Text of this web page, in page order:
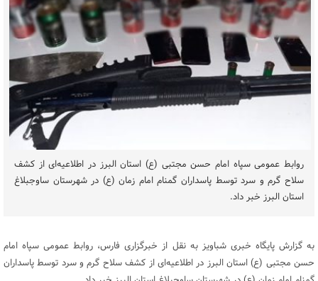
روابط عمومی سپاه امام حسن مجتبی (ع) استان البرز در اطلاعیه‌ای از کشف
سلاح گرم و سرد توسط پاسداران گمنام امام زمان (ع) در شهرستان ساوجبلاغ
استان البرز خبر داد.
به گزارش پایگاه خبری شباویز به نقل از خبرگزاری فارس، روابط عمومی سپاه امام
حسن مجتبی (ع) استان البرز در اطلاعیه‌ای از کشف سلاح گرم و سرد توسط پاسداران